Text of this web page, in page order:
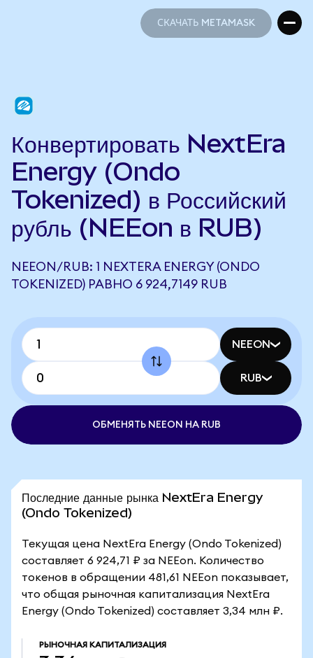
СКАЧАТЬ METAMASK
Конвертировать NextEra
Energy (Ondo
Tokenized) в Российский
рубль (NEEon в RUB)
NEEON/RUB: 1 NEXTERA ENERGY (ONDO
TOKENIZED) РАВНО 6 924,7149 RUB
NEEON
RUB
ОБМЕНЯТЬ NEEON НА RUB
Последние данные рынка NextEra Energy
(Ondo Tokenized)
Текущая цена NextEra Energy (Ondo Tokenized)
составляет 6 924,71 ₽ за NEEon. Количество
токенов в обращении 481,61 NEEon показывает,
что общая рыночная капитализация NextEra
Energy (Ondo Tokenized) составляет 3,34 млн ₽.
РЫНОЧНАЯ КАПИТАЛИЗАЦИЯ